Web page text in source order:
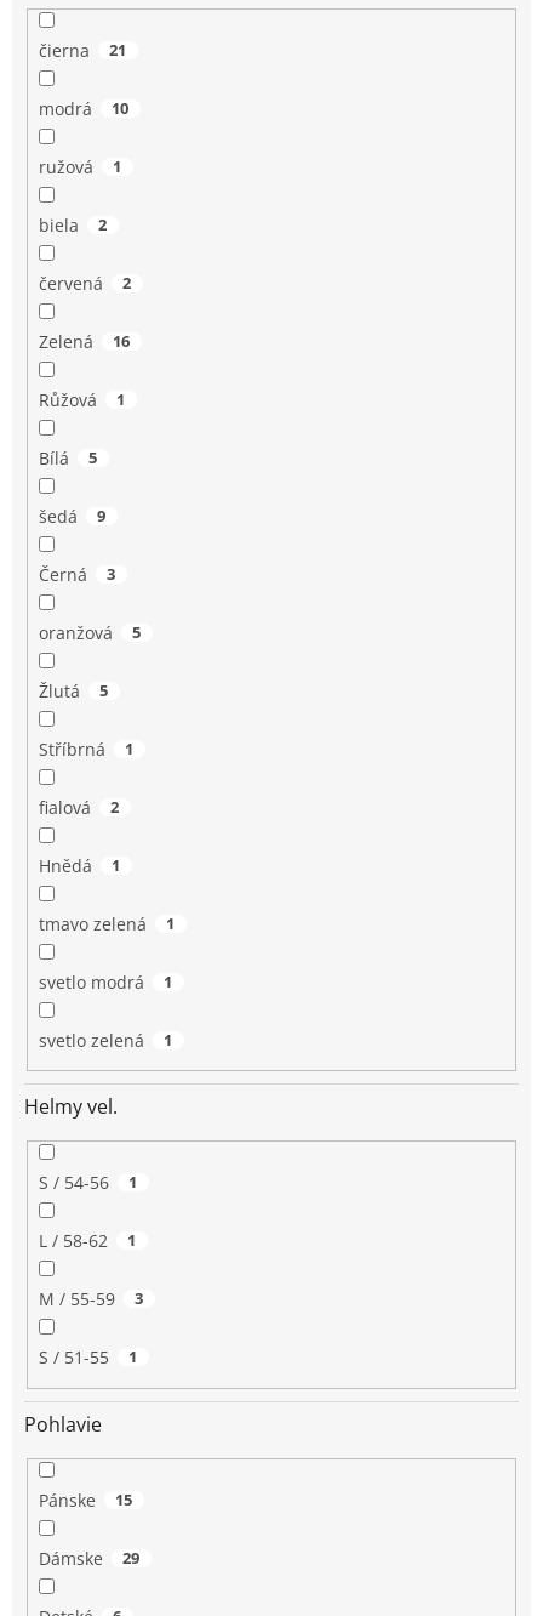
čierna 21
modrá 10
ružová 1
biela 2
červená 2
Zelená 16
Růžová 1
Bílá 5
šedá 9
Černá 3
oranžová 5
Žlutá 5
Stříbrná 1
fialová 2
Hnědá 1
tmavo zelená 1
svetlo modrá 1
svetlo zelená 1
Helmy vel.
S / 54-56 1
L / 58-62 1
M / 55-59 3
S / 51-55 1
Pohlavie
Pánske 15
Dámske 29